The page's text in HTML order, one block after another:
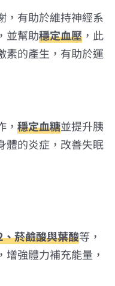
，有助於維持神經系
並幫助穩定血壓 ，此
素的產生，有助於運
穩定血糖並提升胰
體的炎症，改善失眠
菸鹼酸與葉酸等，
強體力補充能量，